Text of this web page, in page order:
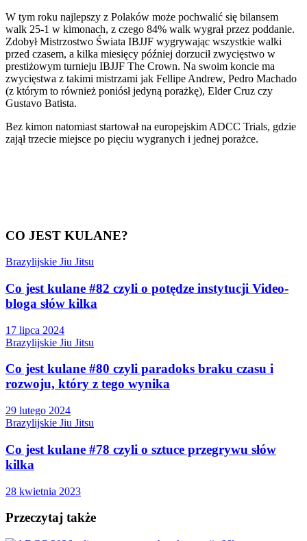
W tym roku najlepszy z Polaków może pochwalić się bilansem
walk 25-1 w kimonach, z czego 84% walk wygrał przez poddanie.
Zdobył Mistrzostwo Świata IBJJF wygrywając wszystkie walki
przed czasem, a kilka miesięcy później dorzucił zwycięstwo w
prestiżowym turnieju IBJJF The Crown. Na swoim koncie ma
zwycięstwa z takimi mistrzami jak Fellipe Andrew, Pedro Machado
(z którym to również poniósł jedyną porażkę), Elder Cruz czy
Gustavo Batista.
Bez kimon natomiast startował na europejskim ADCC Trials, gdzie
zajął trzecie miejsce po pięciu wygranych i jednej porażce.
CO JEST KULANE?
Brazylijskie Jiu Jitsu
Co jest kulane #82 czyli o potędze instytucji Video-
bloga słów kilka
17 lipca 2024
Brazylijskie Jiu Jitsu
Co jest kulane #80 czyli paradoks braku czasu i
rozwoju, który z tego wynika
29 lutego 2024
Brazylijskie Jiu Jitsu
Co jest kulane #78 czyli o sztuce przegrywu słów
kilka
28 kwietnia 2023
Przeczytaj także